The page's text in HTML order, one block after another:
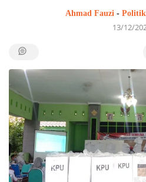
Ahmad Fauzi- Politik
13/12/